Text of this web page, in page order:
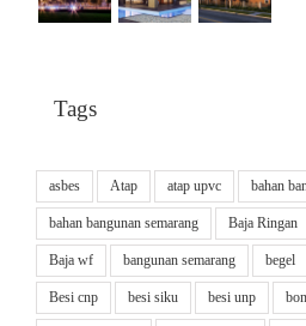
Tags
asbes Atap atap upvc bahan
bahan bangunan semarang Baja Ringan
Baja wf bangunan semarang begel
Besi cnp besi siku besi unp